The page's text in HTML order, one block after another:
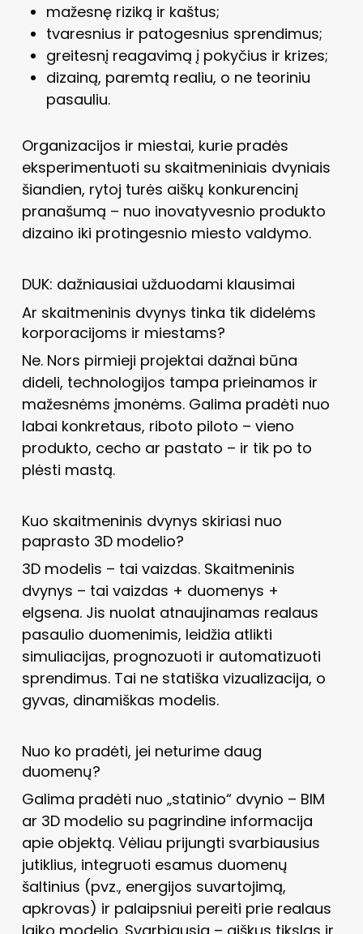
mažesnę riziką ir kaštus;
tvaresnius ir patogesnius sprendimus;
greitesnį reagavimą į pokyčius ir krizes;
dizainą, paremtą realiu, o ne teoriniu
pasauliu.
Organizacijos ir miestai, kurie pradės
eksperimentuoti su skaitmeniniais dvyniais
šiandien, rytoj turės aiškų konkurencinį
pranašumą – nuo inovatyvesnio produkto
dizaino iki protingesnio miesto valdymo.
DUK: dažniausiai užduodami klausimai
Ar skaitmeninis dvynys tinka tik didelėms
korporacijoms ir miestams?
Ne. Nors pirmieji projektai dažnai būna
dideli, technologijos tampa prieinamos ir
mažesnėms įmonėms. Galima pradėti nuo
labai konkretaus, riboto piloto – vieno
produkto, cecho ar pastato – ir tik po to
plėsti mastą.
Kuo skaitmeninis dvynys skiriasi nuo
paprasto 3D modelio?
3D modelis – tai vaizdas. Skaitmeninis
dvynys – tai vaizdas + duomenys +
elgsena. Jis nuolat atnaujinamas realaus
pasaulio duomenimis, leidžia atlikti
simuliacijas, prognozuoti ir automatizuoti
sprendimus. Tai ne statiška vizualizacija, o
gyvas, dinamiškas modelis.
Nuo ko pradėti, jei neturime daug
duomenų?
Galima pradėti nuo „statinio“ dvynio – BIM
ar 3D modelio su pagrindine informacija
apie objektą. Vėliau prijungti svarbiausius
jutiklius, integruoti esamus duomenų
šaltinius (pvz., energijos suvartojimą,
apkrovas) ir palaipsniui pereiti prie realaus